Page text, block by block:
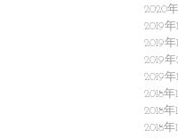
2020年
2019年
2019年
2019年
2019年
2018年
2018年
2018年